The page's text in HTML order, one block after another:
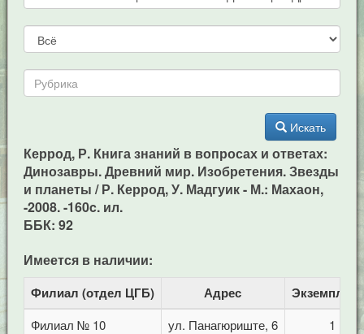
Искать
Керрод, Р. Книга знаний в вопросах и ответах:
Динозавры. Древний мир. Изобретения. Звезды
и планеты / Р. Керрод, У. Мадгуик - М.: Махаон,
-2008. -160c. ил.
ББК: 92
Имеется в наличии:
Филиал (отдел ЦГБ) Адрес
Филиал № 10 ул. Панагюриште, 6 1